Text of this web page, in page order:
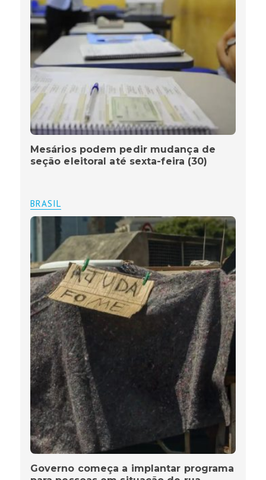
Mesários podem pedir mudança de
seção eleitoral até sexta-feira (30)
BRASIL
Governo começa a implantar programa